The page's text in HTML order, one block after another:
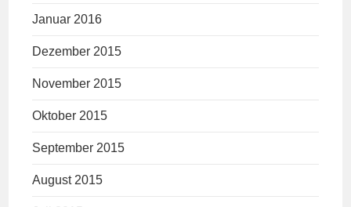
Januar 2016
Dezember 2015
November 2015
Oktober 2015
September 2015
August 2015